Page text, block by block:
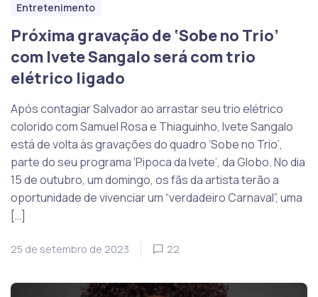
Entretenimento
Próxima gravação de ‘Sobe no Trio’
com Ivete Sangalo será com trio
elétrico ligado
Após contagiar Salvador ao arrastar seu trio elétrico
colorido com Samuel Rosa e Thiaguinho, Ivete Sangalo
está de volta às gravações do quadro ‘Sobe no Trio’,
parte do seu programa ‘Pipoca da Ivete’, da Globo. No dia
15 de outubro, um domingo, os fãs da artista terão a
oportunidade de vivenciar um “verdadeiro Carnaval”, uma
[…]
25 de setembro de 2023 22